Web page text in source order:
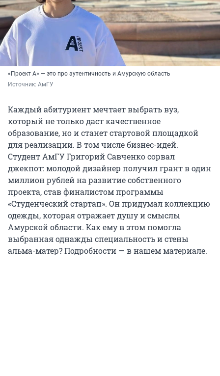
«Проект А» — это про аутентичность и Амурскую область
Источник: АмГУ
Каждый абитуриент мечтает выбрать вуз,
который не только даст качественное
образование, но и станет стартовой площадкой
для реализации. В том числе бизнес-идей.
Студент АмГУ Григорий Савченко сорвал
джекпот: молодой дизайнер получил грант в один
миллион рублей на развитие собственного
проекта, став финалистом программы
«Студенческий стартап». Он придумал коллекцию
одежды, которая отражает душу и смыслы
Амурской области. Как ему в этом помогла
выбранная однажды специальность и стены
альма-матер? Подробности — в нашем материале.